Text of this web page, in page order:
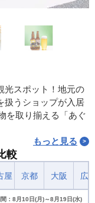
光スポット！地元の
扱うショップが入居
を取り揃える「あぐ
もっと見る
較
屋 京都 大阪 広
：8月10日(月)～8月19日(水)